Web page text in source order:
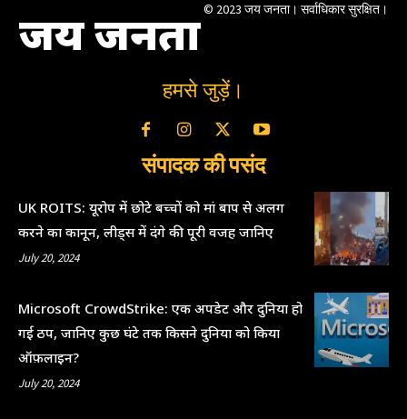
जय जनता © 2023 जय जनता। सर्वाधिकार सुरक्षित।
हमसे जुड़ें।
संपादक की पसंद
UK ROITS: यूरोप में छोटे बच्चों को मां बाप से अलग
करने का कानून, लीड्स में दंगे की पूरी वजह जानिए
July 20, 2024
Microsoft CrowdStrike: एक अपडेट और दुनिया हो
गई ठप, जानिए कुछ घंटे तक किसने दुनिया को किया
ऑफ़लाइन?
July 20, 2024